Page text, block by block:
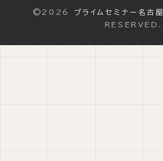
©2026 プライムセミナー名古屋
RESERVED.